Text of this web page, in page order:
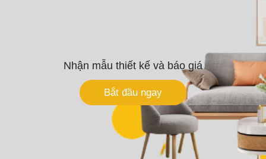
Nhận mẫu thiết kế và báo giá
Bắt đầu ngay